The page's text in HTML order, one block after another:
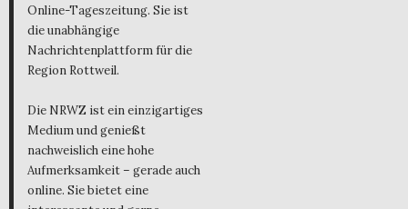
Online-Tageszeitung. Sie ist
die unabhängige
Nachrichtenplattform für die
Region Rottweil.
Die NRWZ ist ein einzigartiges
Medium und genießt
nachweislich eine hohe
Aufmerksamkeit – gerade auch
online. Sie bietet eine